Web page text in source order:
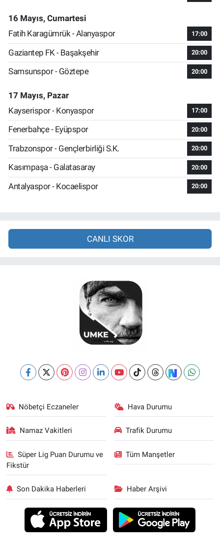
16 Mayıs, Cumartesi
Fatih Karagümrük - Alanyaspor
17:00
Gaziantep FK - Başakşehir 20:00
Samsunspor - Göztepe 20:00
17 Mayıs, Pazar
Kayserispor - Konyaspor
17:00
Fenerbahçe - Eyüpspor 20:00
Trabzonspor - Gençlerbirliği S.K. 20:00
Kasımpaşa - Galatasaray 20:00
Antalyaspor - Kocaelispor 20:00
CANLI SKOR
Nöbetçi Eczaneler Hava Durumu
Namaz Vakitleri Trafik Durumu
Süper Lig Puan Durumu ve
Fikstür
Tüm Manşetler
Son Dakika Haberleri Haber Arşivi